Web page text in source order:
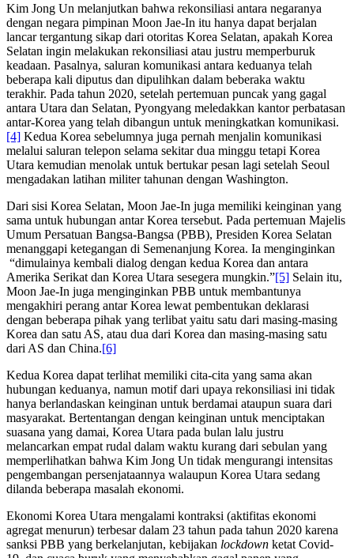
Kim Jong Un melanjutkan bahwa rekonsiliasi antara negaranya
dengan negara pimpinan Moon Jae-In itu hanya dapat berjalan
lancar tergantung sikap dari otoritas Korea Selatan, apakah Korea
Selatan ingin melakukan rekonsiliasi atau justru memperburuk
keadaan. Pasalnya, saluran komunikasi antara keduanya telah
beberapa kali diputus dan dipulihkan dalam beberaka waktu
terakhir. Pada tahun 2020, setelah pertemuan puncak yang gagal
antara Utara dan Selatan, Pyongyang meledakkan kantor perbatasan
antar-Korea yang telah dibangun untuk meningkatkan komunikasi.
[4] Kedua Korea sebelumnya juga pernah menjalin komunikasi
melalui saluran telepon selama sekitar dua minggu tetapi Korea
Utara kemudian menolak untuk bertukar pesan lagi setelah Seoul
mengadakan latihan militer tahunan dengan Washington.
Dari sisi Korea Selatan, Moon Jae-In juga memiliki keinginan yang
sama untuk hubungan antar Korea tersebut. Pada pertemuan Majelis
Umum Persatuan Bangsa-Bangsa (PBB), Presiden Korea Selatan
menanggapi ketegangan di Semenanjung Korea. Ia menginginkan
“dimulainya kembali dialog dengan kedua Korea dan antara
Amerika Serikat dan Korea Utara sesegera mungkin.”[5] Selain itu,
Moon Jae-In juga menginginkan PBB untuk membantunya
mengakhiri perang antar Korea lewat pembentukan deklarasi
dengan beberapa pihak yang terlibat yaitu satu dari masing-masing
Korea dan satu AS, atau dua dari Korea dan masing-masing satu
dari AS dan China.[6]
Kedua Korea dapat terlihat memiliki cita-cita yang sama akan
hubungan keduanya, namun motif dari upaya rekonsiliasi ini tidak
hanya berlandaskan keinginan untuk berdamai ataupun suara dari
masyarakat. Bertentangan dengan keinginan untuk menciptakan
suasana yang damai, Korea Utara pada bulan lalu justru
melancarkan empat rudal dalam waktu kurang dari sebulan yang
memperlihatkan bahwa Kim Jong Un tidak mengurangi intensitas
pengembangan persenjataannya walaupun Korea Utara sedang
dilanda beberapa masalah ekonomi.
Ekonomi Korea Utara mengalami kontraksi (aktifitas ekonomi
agregat menurun) terbesar dalam 23 tahun pada tahun 2020 karena
sanksi PBB yang berkelanjutan, kebijakan lockdown ketat Covid-